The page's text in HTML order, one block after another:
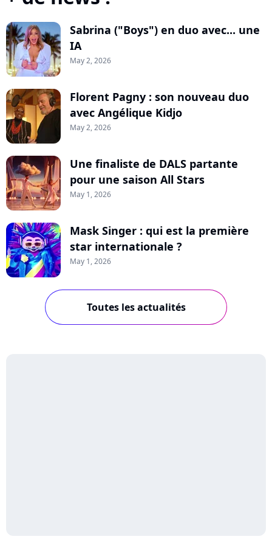
Sabrina ("Boys") en duo avec... une
IA
May 2, 2026
Florent Pagny : son nouveau duo
avec Angélique Kidjo
May 2, 2026
Une finaliste de DALS partante
pour une saison All Stars
May 1, 2026
Mask Singer : qui est la première
star internationale ?
May 1, 2026
Toutes les actualités